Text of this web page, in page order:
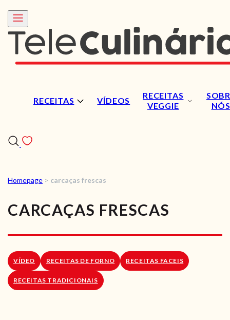
RECEITAS VÍDEOS
RECEITAS
VEGGIE
NÓS
RECEITAS
VÍDEOS
RECEITAS VEGGIE
SOBRE NÓS
LOJA ONLINE
Homepage > carcaças frescas
CARCAÇAS FRESCAS
VÍDEO RECEITAS DE FORNO RECEITAS FACEIS
RECEITAS TRADICIONAIS